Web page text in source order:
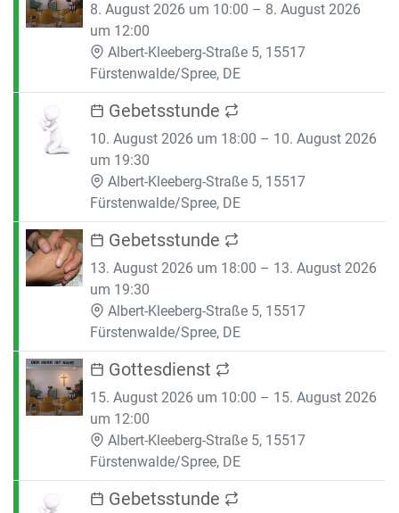
8. August 2026 um 10:00 – 8. August 2026
um 12:00
Albert-Kleeberg-Straße 5, 15517
Fürstenwalde/Spree, DE
Gebetsstunde
10. August 2026 um 18:00 – 10. August 2026
um 19:30
Albert-Kleeberg-Straße 5, 15517
Fürstenwalde/Spree, DE
Gebetsstunde
13. August 2026 um 18:00 – 13. August 2026
um 19:30
Albert-Kleeberg-Straße 5, 15517
Fürstenwalde/Spree, DE
Gottesdienst
15. August 2026 um 10:00 – 15. August 2026
um 12:00
Albert-Kleeberg-Straße 5, 15517
Fürstenwalde/Spree, DE
Gebetsstunde